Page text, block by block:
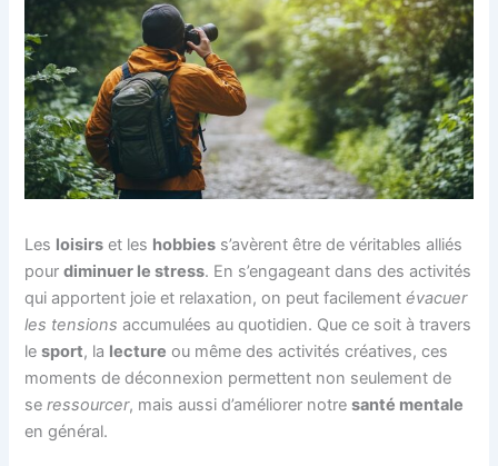
Les loisirs et les hobbies s’avèrent être de véritables alliés
pourdiminuer le stress. En s’engageant dans des activités
qui apportent joie et relaxation, on peut facilementévacuer
les tensions accumulées au quotidien. Que ce soit à travers
lesport, la lecture ou même des activités créatives, ces
moments de déconnexion permettent non seulement de
seressourcer, mais aussi d’améliorer notresanté mentale
en général.